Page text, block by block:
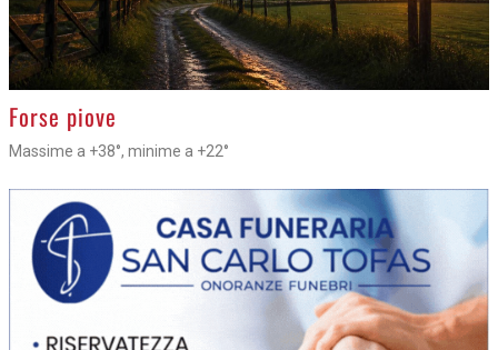
>
Forse piove
Massime a +38°, minime a +22°